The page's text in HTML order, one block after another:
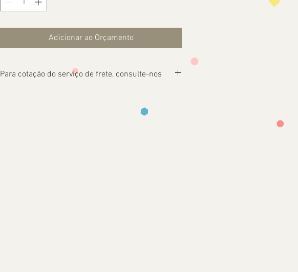
Adicionar ao Orçamento
Para cotação do serviço de frete, consulte-nos